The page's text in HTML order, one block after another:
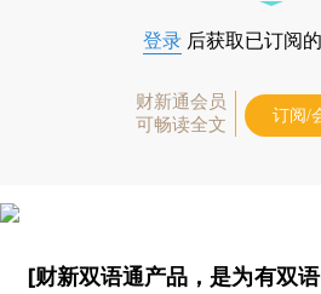
登录 后获取已订阅
财新通会员
可畅读全文
订阅/
[财新双语通产品，是为有双